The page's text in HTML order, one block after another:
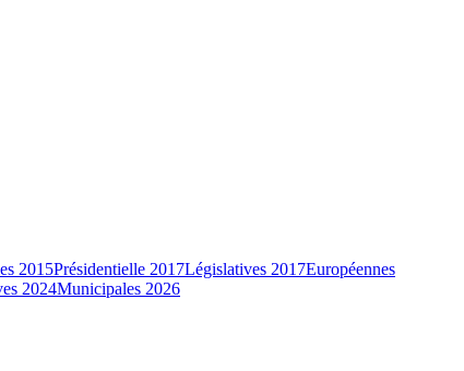
2015Présidentielle 2017Législatives 2017Européennes
2024Municipales 2026